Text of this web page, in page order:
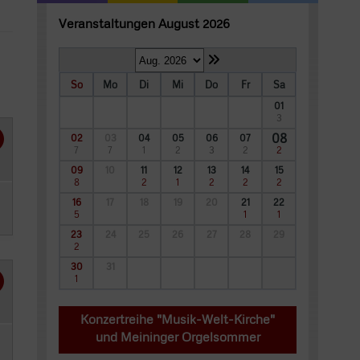
Veranstaltungen August 2026
So Mo Di Mi Do Fr
Sa
01
3
02
7
7
04
1
05
2
06
3
07
2
08
2
09
8
11
2
12
1
13
2
14
2
15
2
16
5
21
1
22
1
23
2
30
1
Konzertreihe "Musik-Welt-Kirche"
und Meininger Orgelsommer